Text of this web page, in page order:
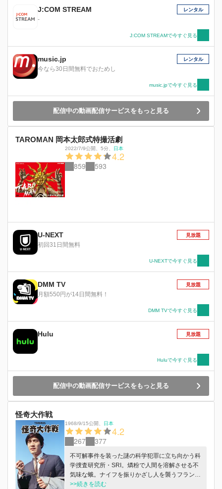
J:COM STREAM
-
レンタル
J:COM STREAMで今すぐ見る
music.jp
今なら30日間無料でおためし
レンタル
music.jpで今すぐ見る
配信中の動画配信サービスをもっと見る
TAROMAN 岡本太郎式特撮活劇
2022/7/9公開 5分 日本
4.2
859 593
U-NEXT
初回31日間無料
見放題
U-NEXTで今すぐ見る
DMM TV
月額550円が14日間無料！
見放題
DMM TVで今すぐ見る
Hulu 見放題
Huluで今すぐ見る
配信中の動画配信サービスをもっと見る
怪奇大作戦
1968/9/15公開 日本
4.2
267 377
不可解事件を装った謎の科学犯罪に立ち向かう科
学捜査研究所・SRI。燐粉で人間を溶解させる不
気味な蛾。ナイフを振りかざし人を襲うフランス
人形。硫黄と人間が融合した燐光人間……。猟奇
>>続きを読む